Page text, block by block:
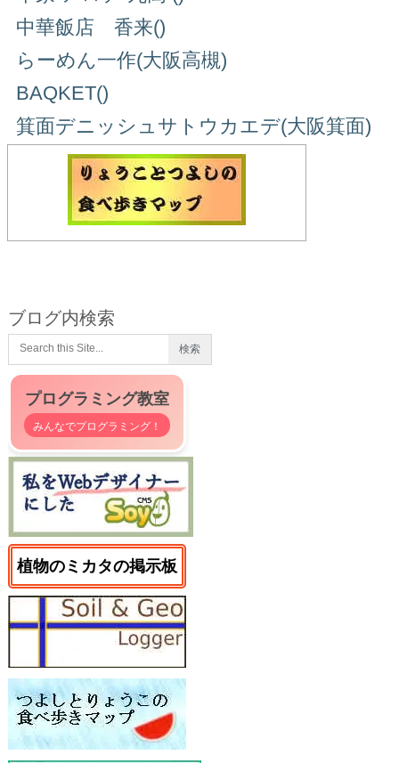
中華飯店 香来()
らーめん一作(大阪高槻)
BAQKET()
箕面デニッシュサトウカエデ(大阪箕面)
ブログ内検索
プログラミング教室
みんなでプログラミング！
植物のミカタの掲示板